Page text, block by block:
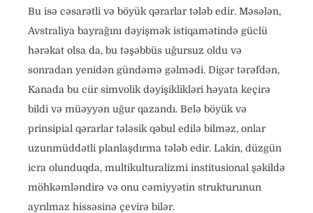
Bu isə cəsarətli və böyük qərarlar tələb edir. Məsələn,
Avstraliya bayrağını dəyişmək istiqamətində güclü
hərəkat olsa da, bu təşəbbüs uğursuz oldu və
sonradan yenidən gündəmə gəlmədi. Digər tərəfdən,
Kanada bu cür simvolik dəyişiklikləri həyata keçirə
bildi və müəyyən uğur qazandı. Belə böyük və
prinsipial qərarlar tələsik qəbul edilə bilməz, onlar
uzunmüddətli planlaşdırma tələb edir. Lakin, düzgün
icra olunduqda, multikulturalizmi institusional şəkildə
möhkəmləndirə və onu cəmiyyətin strukturunun
ayrılmaz hissəsinə çevirə bilər.